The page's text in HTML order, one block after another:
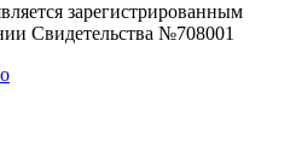
зарегистрированным
Свидетельства №708001